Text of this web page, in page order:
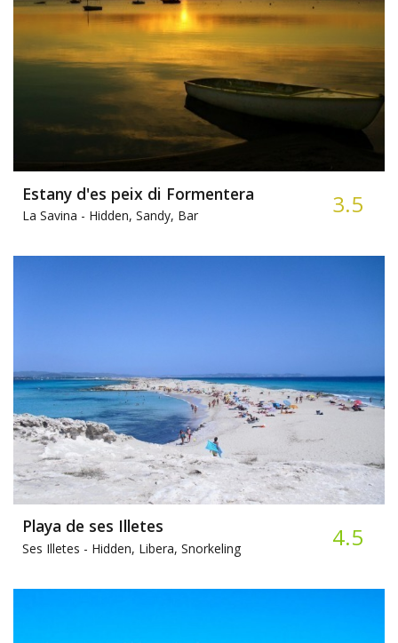
Estany d'es peix di Formentera
La Savina - Hidden, Sandy, Bar 3.5
Playa de ses Illetes
Ses Illetes - Hidden, Libera, Snorkeling 4.5